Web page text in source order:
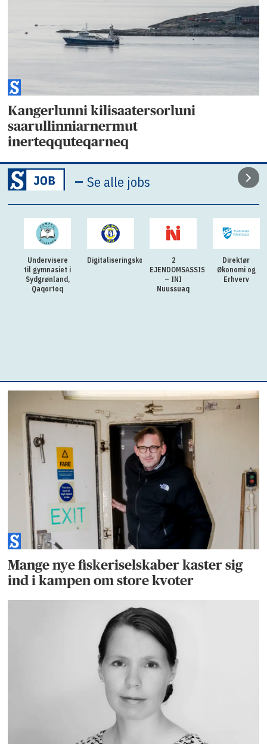
Kangerlunni kilisaatersorluni
saarullinniarnermut
inerteqquteqarneq
–Se alle jobs
Undervisere
til gymnasiet i
Sydgrønland,
Qaqortoq
Digitaliseringskonsulent
2
EJENDOMSASSISTENTER
– INI
Nuussuaq
Direktør
Økonomi og
Erhverv
Mange nye fiskeriselskaber kaster sig
ind i kampen om store kvoter